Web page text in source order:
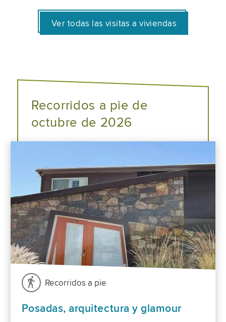
Ver todas las visitas a viviendas
Recorridos a pie de
octubre de 2026
Recorridos a pie
Posadas, arquitectura y glamour